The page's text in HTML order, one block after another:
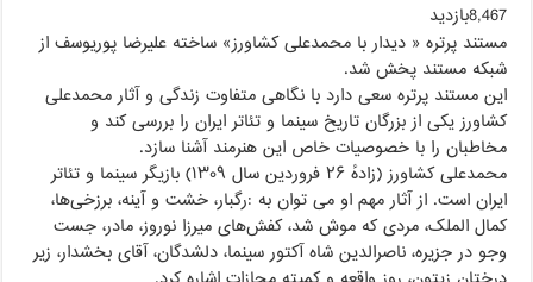
8,467بازدید
مستند پرتره « دیدار با محمدعلی کشاورز» ساخته علیرضا پوریوسف از
شبکه مستند پخش شد.
این مستند پرتره سعی دارد با نگاهی متفاوت زندگی و آثار محمدعلی
کشاورز یکی از بزرگان تاریخ سینما و تئاتر ایران را بررسی کند و
مخاطبان را با خصوصیات خاص این هنرمند آشنا سازد.
محمدعلی کشاورز (زادهٔ ۲۶ فروردین سال ۱۳۰۹) بازیگر سینما و تئاتر
ایران است. از آثار مهم او می توان به :رگبار، خشت و آینه، برزخی‌ها،
کمال الملک، مردی که موش شد، کفش‌های میرزا نوروز، مادر، جست
وجو در جزیره، ناصرالدین شاه آکتور سینما، دلشدگان، آقای بخشدار، زیر